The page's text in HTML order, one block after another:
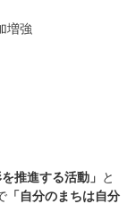
増強
推進する活動」 と
「自分のまちは自分